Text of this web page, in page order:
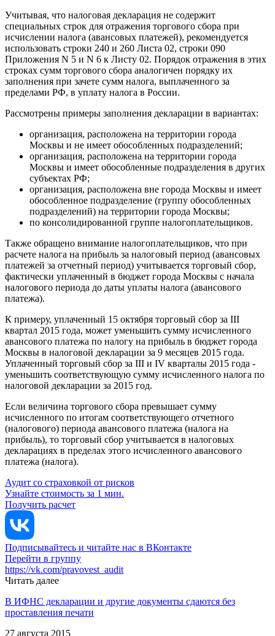
Учитывая, что налоговая декларация не содержит
специальных строк для отражения торгового сбора при
исчислении налога (авансовых платежей), рекомендуется
использовать строки 240 и 260 Листа 02, строки 090
Приложения N 5 и N 6 к Листу 02. Порядок отражения в этих
строках сумм торгового сбора аналогичен порядку их
заполнения при зачете сумм налога, выплаченного за
пределами РФ, в уплату налога в России.
Рассмотрены примеры заполнения декларации в вариантах:
организация, расположена на территории города
Москвы и не имеет обособленных подразделений;
организация, расположена на территории города
Москвы и имеет обособленные подразделения в других
субъектах РФ;
организация, расположена вне города Москвы и имеет
обособленное подразделение (группу обособленных
подразделений) на территории города Москвы;
по консолидированной группе налогоплательщиков.
Также обращено внимание налогоплательщиков, что при
расчете налога на прибыль за налоговый период (авансовых
платежей за отчетный период) учитывается торговый сбор,
фактически уплаченный в бюджет города Москвы с начала
налогового периода до даты уплаты налога (авансового
платежа).
К примеру, уплаченный 15 октября торговый сбор за III
квартал 2015 года, может уменьшить сумму исчисленного
авансового платежа по налогу на прибыль в бюджет города
Москвы в налоговой декларации за 9 месяцев 2015 года.
Уплаченный торговый сбор за III и IV кварталы 2015 года -
уменьшить соответствующую сумму исчисленного налога по
налоговой декларации за 2015 год.
Если величина торгового сбора превышает сумму
исчисленного по итогам соответствующего отчетного
(налогового) периода авансового платежа (налога на
прибыль), то торговый сбор учитывается в налоговых
декларациях в пределах этого исчисленного авансового
платежа (налога).
Аудит со страховкой от рисков
Узнайте стоимость за 1 мин.
Получить расчет
Подписывайтесь и читайте нас в ВКонтакте
Перейти в группу
https://vk.com/pravovest_audit
Читать далее
В ИФНС декларации и другие документы сдаются без
проставления печати
27 августа 2015